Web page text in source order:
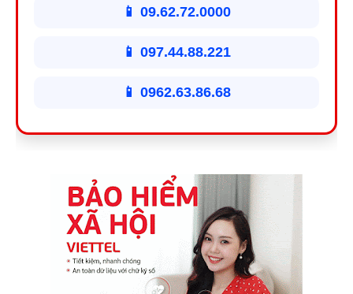
📱 09.62.72.0000
📱 097.44.88.221
📱 0962.63.86.68